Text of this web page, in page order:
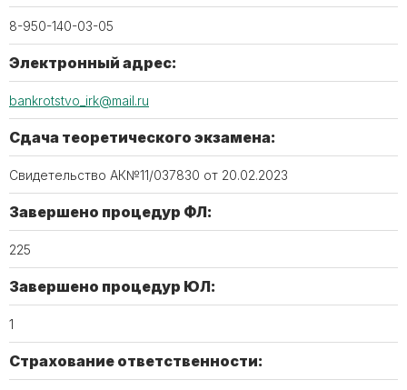
8-950-140-03-05
Электронный адрес:
bankrotstvo_irk@mail.ru
Сдача теоретического экзамена:
Свидетельство АК№11/037830 от 20.02.2023
Завершено процедур ФЛ:
225
Завершено процедур ЮЛ:
1
Страхование ответственности: